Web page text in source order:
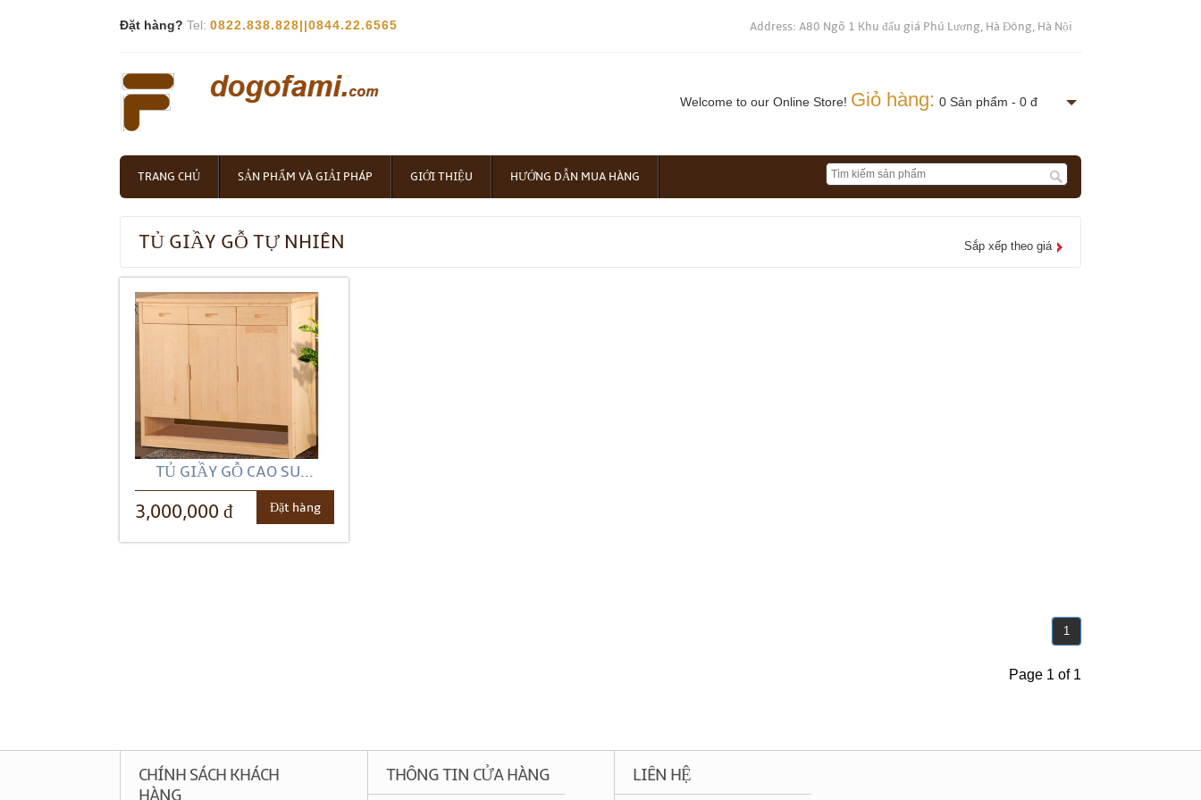
Đặt hàng? Tel:0822.838.828||0844.22.6565 Address: A80 Ngõ 1 Khu đấu giá Phú Lương, Hà Đông, Hà Nội
Welcome to our Online Store! Giỏ hàng: 0 Sản phẩm - 0 đ
TRANG CHỦ SẢN PHẨM VÀ GIẢI PHÁP GIỚI THIỆU HƯỚNG DẪN MUA HÀNG
TỦ GIẦY GỖ TỰ NHIÊN Sắp xếp theo giá
TỦ GIẦY GỖ CAO SU...
3,000,000 đ Đặt hàng
1
Page 1 of 1
CHÍNH SÁCH KHÁCH
HÀNG
THÔNG TIN CỬA HÀNG LIÊN HỆ